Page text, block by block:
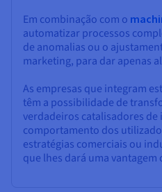
Em combinação com o
automatizar processos
de anomalias ou o
marketing, para dar apenas
As empresas que integram
têm a possibilidade de
verdadeiros catalisadores
comportamento dos
estratégias comerciais ou
que lhes dará uma